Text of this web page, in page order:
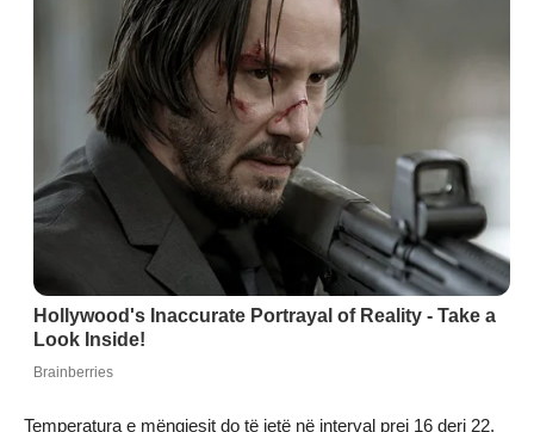
Temperatura e mëngjesit do të jetë në interval prej 16 deri 22,